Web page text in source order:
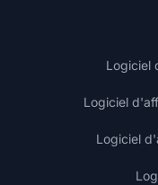
Logiciel
Logiciel
Logiciel